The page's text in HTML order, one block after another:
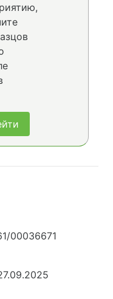
00036671